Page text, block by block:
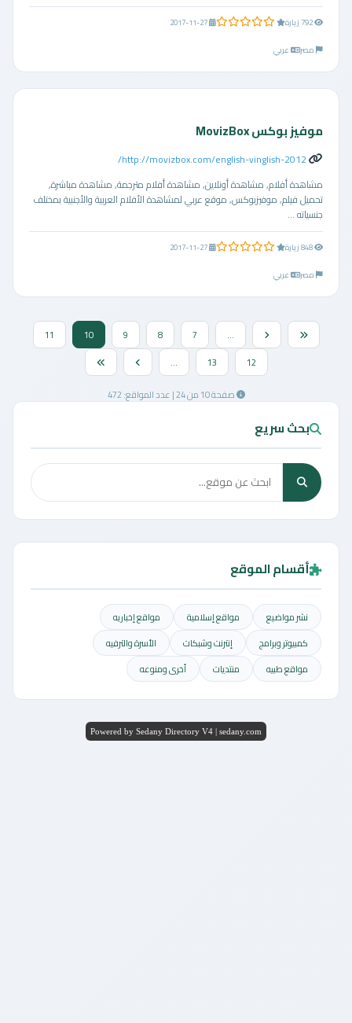
0.0 من 5 نجوم
مصر
عربي
موفيز بوكس MovizBox
http://movizbox.com/english-vinglish-2012/
مشاهدة أفلام, مشاهدة أونلاين, مشاهدة أفلام مترجمة, مشاهدة مباشرة,
تحميل فيلم, موفيزبوكس, موقع عربي لمشاهدة الأفلام العربية والأجنبية بمختلف
جنسياته ...
0.0 من 5 نجوم
مصر
عربي
...
7
8
9
10
11
12
13
...
صفحة 10 من 24 | عدد المواقع: 472
بحث سريع
أقسام الموقع
نشر مواضيع مواقع إسلامية
مواقع إخباريه
كمبيوتر وبرامج
إنترنت وشبكات
الأسرة والترفيه
مواقع طبيه
منتديات أخرى ومنوعه
Powered by Sedany Directory V4 | sedany.com